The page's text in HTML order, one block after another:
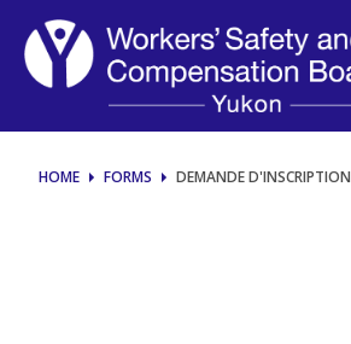
Demande
d'inscription
HOME FORMS DEMANDE D'INSCRIPTION